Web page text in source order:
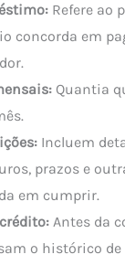
Refere ao
concorda em
Quantia
Incluem
prazos e
em cumprir.
Antes da
o histórico de